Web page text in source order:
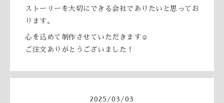
ストーリーを大切にできる会社でありたいと思ってお
ります。
心を込めて制作させていただきます☺️
ご注文ありがとうございました！
2025 /03 /03